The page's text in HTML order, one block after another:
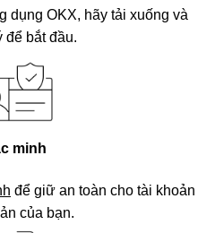
dụng OKX, hãy tải xuống và
để bắt đầu.
minh
để giữ an toàn cho tài khoản
của bạn.